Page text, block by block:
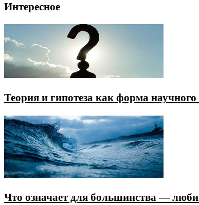
Интересное
Теория и гипотеза как форма
Что означает для большинства —